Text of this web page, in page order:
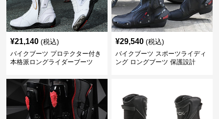
¥21,140 (税込)
バイクブーツ プロテクター付き
本格派ロングライダーブーツ
¥29,540 (税込)
バイクブーツ スポーツライディ
ング ロングブーツ 保護設計